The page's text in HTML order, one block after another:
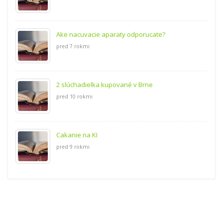
Ake nacuvacie aparaty odporucate?
pred 7 rokmi
2 slúchadielka kupované v Brne
pred 10 rokmi
Cakanie na KI
pred 9 rokmi